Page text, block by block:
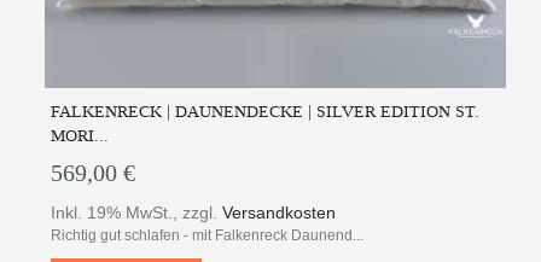
FALKENRECK | DAUNENDECKE | SILVER EDITION ST.
MORI...
569,00 €
Inkl. 19% MwSt.,zzgl.Versandkosten
Richtig gut schlafen - mit Falkenreck Daunend...